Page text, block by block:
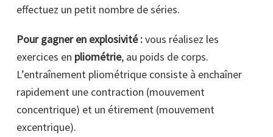
effectuez un petit nombre de séries.
Pour gagner en explosivité :vous réalisez les
exercices en pliométrie, au poids de corps.
L’entraînement pliométrique consiste à enchaîner
rapidement une contraction (mouvement
concentrique) et un étirement (mouvement
excentrique).